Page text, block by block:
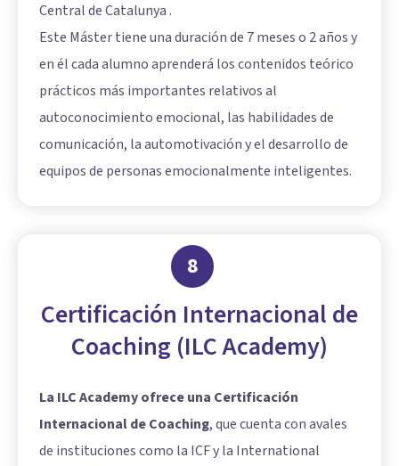
Central de Catalunya .
Este Máster tiene una duración de 7 meses o 2 años y
en él cada alumno aprenderá los contenidos teórico
prácticos más importantes relativos al
autoconocimiento emocional, las habilidades de
comunicación, la automotivación y el desarrollo de
equipos de personas emocionalmente inteligentes.
8
Certificación Internacional de
Coaching (ILC Academy)
La ILC Academy ofrece una Certificación
Internacional de Coaching, que cuenta con avales
de instituciones como la ICF y la International